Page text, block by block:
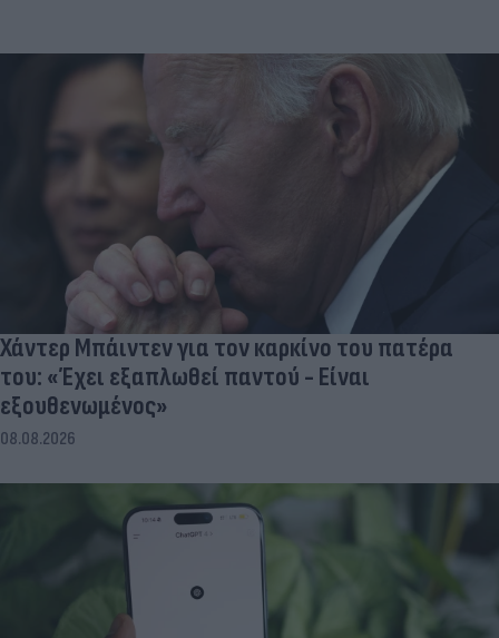
Χάντερ Μπάιντεν για τον καρκίνο του πατέρα
του: «Έχει εξαπλωθεί παντού - Είναι
εξουθενωμένος»
08.08.2026